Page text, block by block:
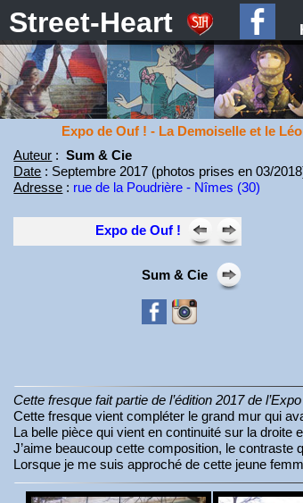
Street-Heart
Expo de Ouf ! - La Demoiselle et le
Auteur :Sum & Cie
Date : Septembre 2017 (photos prises en 03/
Adresse : rue de la Poudrière - Nîmes (30)
Expo de Ouf !
Sum & Cie
Cette fresque fait partie de l’édition 2017 de
Cette fresque vient compléter le grand mur qui
La belle pièce qui vient en continuité sur la
J’aime beaucoup cette composition, le contraste
Lorsque je me suis approché de cette jeune